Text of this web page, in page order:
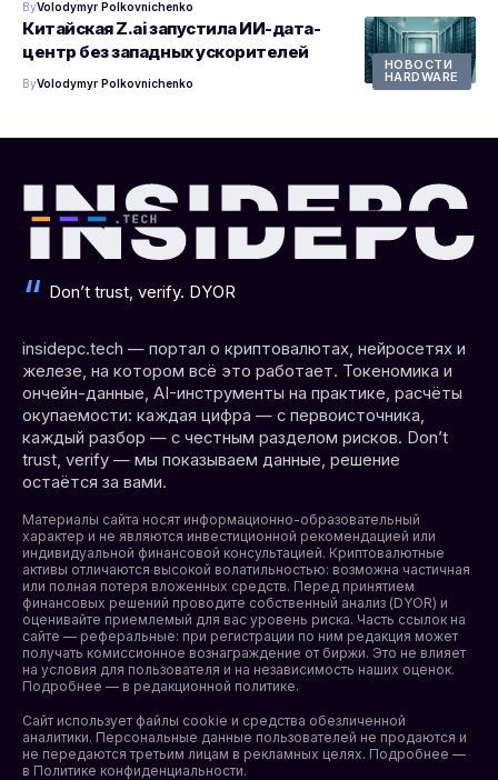
ByVolodymyr Polkovnichenko
НОВОСТИ
HARDWARE
Китайская Z.ai запустила ИИ-дата-
центр без западных ускорителей
ByVolodymyr Polkovnichenko
Don’t trust, verify. DYOR
insidepc.tech — портал о криптовалютах, нейросетях и
железе, на котором всё это работает. Токеномика и
ончейн-данные, AI-инструменты на практике, расчёты
окупаемости: каждая цифра — с первоисточника,
каждый разбор — с честным разделом рисков. Don’t
trust, verify — мы показываем данные, решение
остаётся за вами.
Материалы сайта носят информационно-образовательный
характер и не являются инвестиционной рекомендацией или
индивидуальной финансовой консультацией. Криптовалютные
активы отличаются высокой волатильностью: возможна частичная
или полная потеря вложенных средств. Перед принятием
финансовых решений проводите собственный анализ (DYOR) и
оценивайте приемлемый для вас уровень риска. Часть ссылок на
сайте — реферальные: при регистрации по ним редакция может
получать комиссионное вознаграждение от биржи. Это не влияет
на условия для пользователя и на независимость наших оценок.
Подробнее — в редакционной политике.
Сайт использует файлы cookie и средства обезличенной
аналитики. Персональные данные пользователей не продаются и
не передаются третьим лицам в рекламных целях. Подробнее —
в Политике конфиденциальности.